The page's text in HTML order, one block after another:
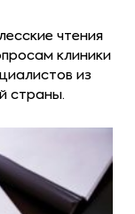
чтения
клиники
из
страны.